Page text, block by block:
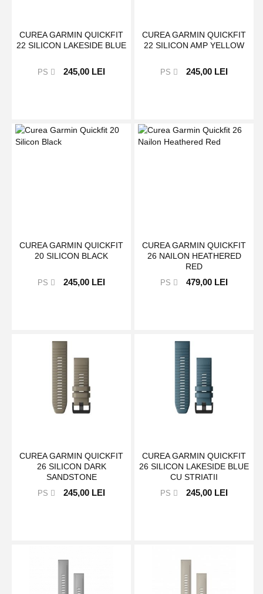
CUREA GARMIN QUICKFIT
22 SILICON LAKESIDE BLUE
PS 245,00 LEI
CUREA GARMIN QUICKFIT
22 SILICON AMP YELLOW
PS 245,00 LEI
CUREA GARMIN QUICKFIT
20 SILICON BLACK
PS 245,00 LEI
CUREA GARMIN QUICKFIT
26 NAILON HEATHERED
RED
PS 479,00 LEI
CUREA GARMIN QUICKFIT
26 SILICON DARK
SANDSTONE
PS 245,00 LEI
CUREA GARMIN QUICKFIT
26 SILICON LAKESIDE BLUE
CU STRIATII
PS 245,00 LEI